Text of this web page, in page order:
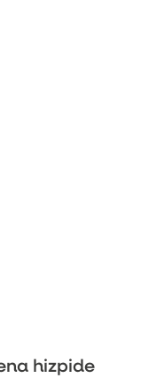
hizpide